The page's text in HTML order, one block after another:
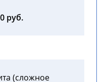
руб.
(сложное